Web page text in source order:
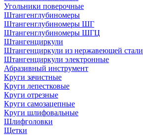
Угольники поверочные
Штангенглубиномеры
Штангенглубиномеры ШГ
Штангенглубиномеры ШГЦ
Штангенциркули
Штангенциркули из нержавеющей стали
Штангенциркули электронные
Абразивный инструмент
Круги зачистные
Круги лепестковые
Круги отрезные
Круги самозацепные
Круги шлифовальные
Шлифголовки
Щетки